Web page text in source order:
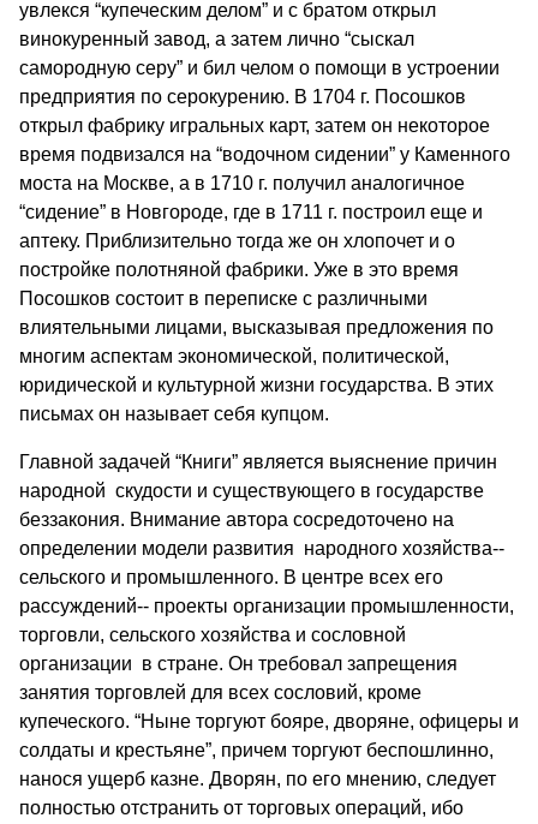
увлекся “купеческим делом” и с братом открыл
винокуренный завод, а затем лично “сыскал
самородную серу” и бил челом о помощи в устроении
предприятия по серокурению. В 1704 г. Посошков
открыл фабрику игральных карт, затем он некоторое
время подвизался на “водочном сидении” у Каменного
моста на Москве, а в 1710 г. получил аналогичное
“сидение” в Новгороде, где в 1711 г. построил еще и
аптеку. Приблизительно тогда же он хлопочет и о
постройке полотняной фабрики. Уже в это время
Посошков состоит в переписке с различными
влиятельными лицами, высказывая предложения по
многим аспектам экономической, политической,
юридической и культурной жизни государства. В этих
письмах он называет себя купцом.
Главной задачей “Книги” является выяснение причин
народной скудости и существующего в государстве
беззакония. Внимание автора сосредоточено на
определении модели развития народного хозяйства--
сельского и промышленного. В центре всех его
рассуждений-- проекты организации промышленности,
торговли, сельского хозяйства и сословной
организации в стране. Он требовал запрещения
занятия торговлей для всех сословий, кроме
купеческого. “Ныне торгуют бояре, дворяне, офицеры и
солдаты и крестьяне”, причем торгуют беспошлинно,
нанося ущерб казне. Дворян, по его мнению, следует
полностью отстранить от торговых операций, ибо